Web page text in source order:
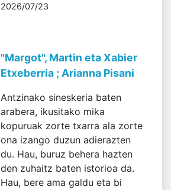
2026/07/23
"Margot", Martin eta Xabier
Etxeberria ; Arianna Pisani
Antzinako sineskeria baten
arabera, ikusitako mika
kopuruak zorte txarra ala zorte
ona izango duzun adierazten
du. Hau, buruz behera hazten
den zuhaitz baten istorioa da.
Hau, bere ama galdu eta bi